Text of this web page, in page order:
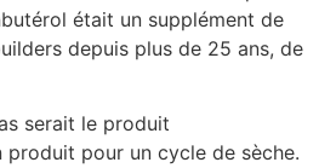
était un supplément de
depuis plus de 25 ans, de
serait le produit
produit pour un cycle de sèche.